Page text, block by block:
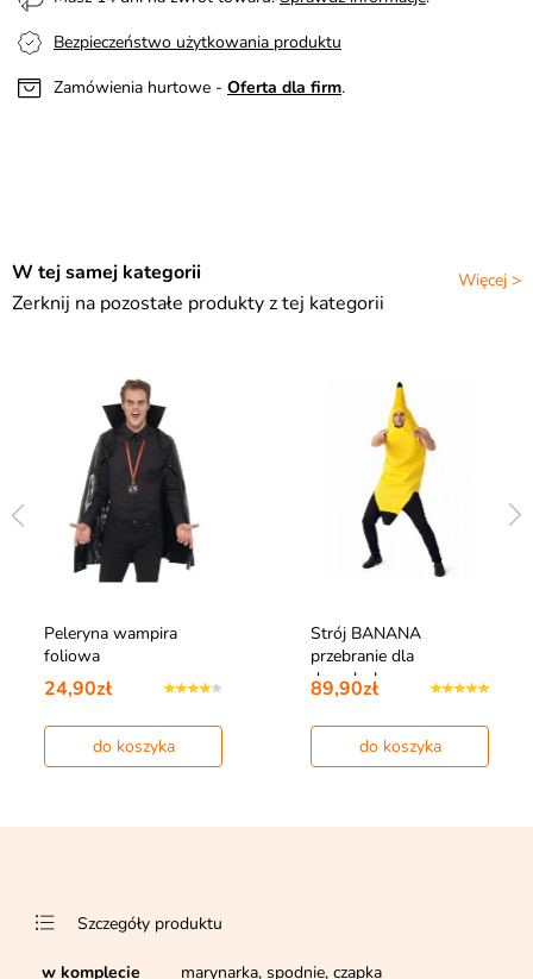
Bezpieczeństwo użytkowania produktu
Zamówienia hurtowe - Oferta dla firm.
Więcej >
W tej samej kategorii
Zerknij na pozostałe produkty z tej kategorii
Peleryna wampira
foliowa
24,90zł
do koszyka
Strój BANANA
przebranie dla
dorosłych
89,90zł
do koszyka
Szczegóły produktu
w komplecie marynarka, spodnie, czapka